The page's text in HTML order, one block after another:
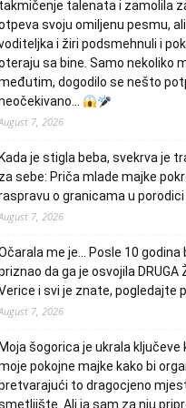
talenata i zamolila
svoju omiljenu pesmu,
i žiri podsmehnuli i
sa bine. Samo nekoliko
dogodilo se nešto
7, 2026
je stigla beba, svekrva je
sebe: Priča mlade majke
o granicama u porodici
7, 2026
me je… Posle 10 godina
da ga je osvojila DRUGA
i svi je znate, pogledajte
7, 2026
šogorica je ukrala ključeve
pokojne majke kako bi
to dragocjeno
Ali ja sam za nju